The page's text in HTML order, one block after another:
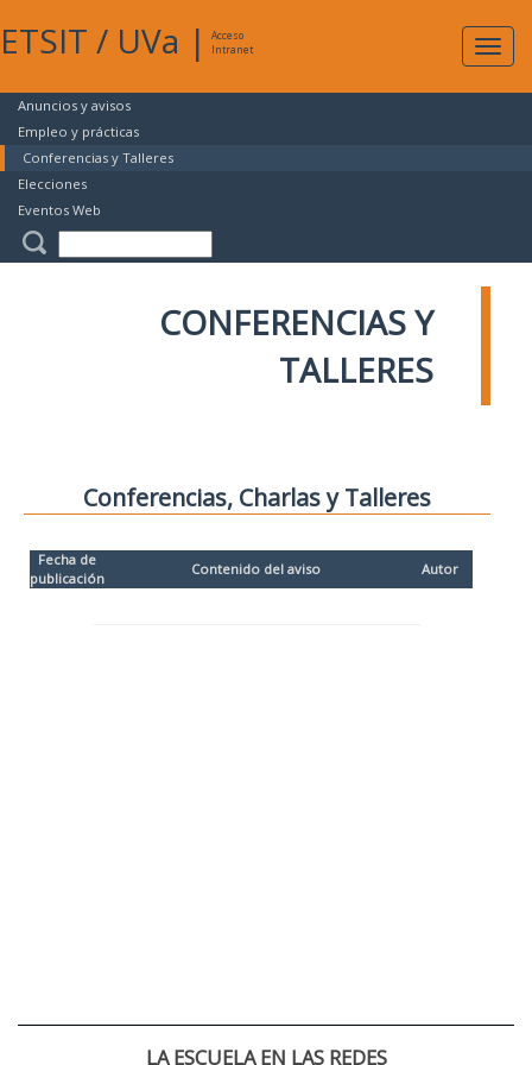
ETSIT / UVa |
Acceso
Intranet
Anuncios y avisos
Empleo y prácticas
Conferencias y Talleres
Elecciones
Eventos Web
CONFERENCIAS Y
TALLERES
Conferencias, Charlas y Talleres
Fecha de
publicación
Contenido del aviso Autor
LA ESCUELA EN LAS REDES